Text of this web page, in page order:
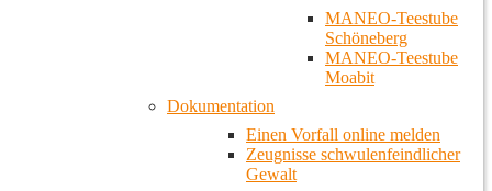
MANEO-Teestube
Schöneberg
MANEO-Teestube
Moabit
Dokumentation
Einen Vorfall online melden
Zeugnisse schwulenfeindlicher
Gewalt